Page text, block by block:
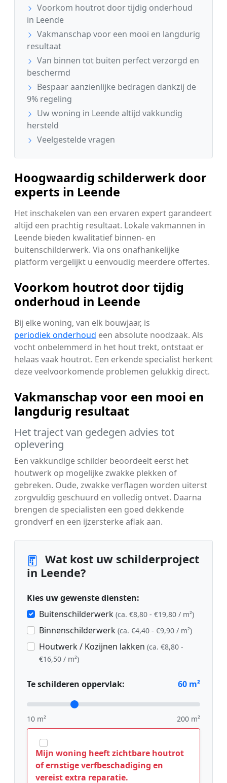
Voorkom houtrot door tijdig onderhoud
in Leende
Vakmanschap voor een mooi en langdurig
resultaat
Van binnen tot buiten perfect verzorgd en
beschermd
Bespaar aanzienlijke bedragen dankzij de
9% regeling
Uw woning in Leende altijd vakkundig
hersteld
Veelgestelde vragen
Hoogwaardig schilderwerk door
experts in Leende
Het inschakelen van een ervaren expert garandeert
altijd een prachtig resultaat. Lokale vakmannen in
Leende bieden kwalitatief binnen- en
buitenschilderwerk. Via ons onafhankelijke
platform vergelijkt u eenvoudig meerdere offertes.
Voorkom houtrot door tijdig
onderhoud in Leende
Bij elke woning, van elk bouwjaar, is
periodiek onderhoud een absolute noodzaak. Als
vocht onbelemmerd in het hout trekt, ontstaat er
helaas vaak houtrot. Een erkende specialist herkent
deze veelvoorkomende problemen gelukkig direct.
Vakmanschap voor een mooi en
langdurig resultaat
Het traject van gedegen advies tot
oplevering
Een vakkundige schilder beoordeelt eerst het
houtwerk op mogelijke zwakke plekken of
gebreken. Oude, zwakke verflagen worden uiterst
zorgvuldig geschuurd en volledig ontvet. Daarna
brengen de specialisten een goed dekkende
grondverf en een ijzersterke aflak aan.
Wat kost uw schilderproject
in Leende?
Kies uw gewenste diensten:
Buitenschilderwerk (ca. €8,80 - €19,80 / m²)
Binnenschilderwerk (ca. €4,40 - €9,90 / m²)
Houtwerk / Kozijnen lakken (ca. €8,80 -
€16,50 / m²)
Te schilderen oppervlak: 60 m²
10 m² 200 m²
Mijn woning heeft zichtbare houtrot
of ernstige verfbeschadiging en
vereist extra reparatie.